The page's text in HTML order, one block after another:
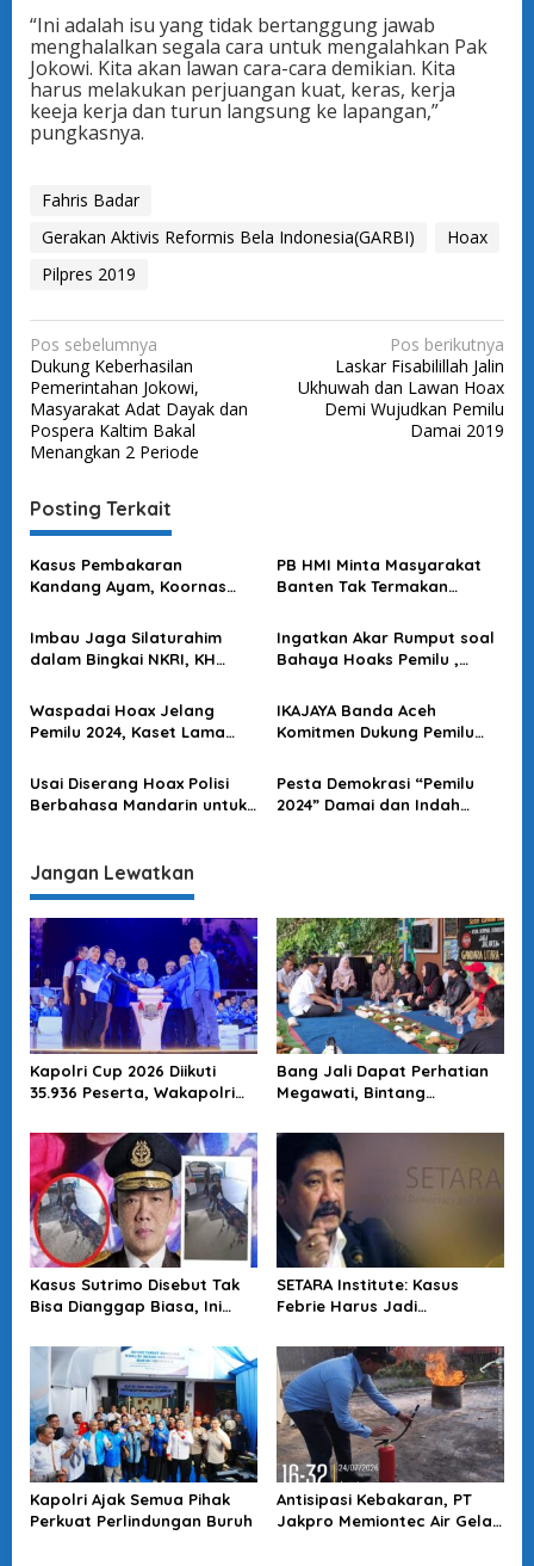
“Ini adalah isu yang tidak bertanggung jawab
menghalalkan segala cara untuk mengalahkan Pak
Jokowi. Kita akan lawan cara-cara demikian. Kita
harus melakukan perjuangan kuat, keras, kerja
keeja kerja dan turun langsung ke lapangan,”
pungkasnya.
Fahris Badar
Gerakan Aktivis Reformis Bela Indonesia(GARBI)
Hoax
Pilpres 2019
N
a
v
i
a
s
i
o
s
Pos sebelumnya
Dukung Keberhasilan
Pemerintahan Jokowi,
Masyarakat Adat Dayak dan
Pospera Kaltim Bakal
Menangkan 2 Periode
Pos berikutnya
Laskar Fisabilillah Jalin
Ukhuwah dan Lawan Hoax
Demi Wujudkan Pemilu
Damai 2019
Posting Terkait
Kasus Pembakaran
Kandang Ayam, Koornas
Terprovokasi Isu Simpang
Siur
PB HMI Minta Masyarakat
Banten Tak Termakan
Penangkapan Warga
Padarincang
Imbau Jaga Silaturahim
dalam Bingkai NKRI, KH
Wujudkan Pemilu Damai
Tanpa Perpecahan
Ingatkan Akar Rumput soal
Bahaya Hoaks Pemilu ,
Cebong Kampret Lagi, Stop
Permusuhan!
Waspadai Hoax Jelang
Pemilu 2024, Kaset Lama
KTP untuk Pemilu”
IKAJAYA Banda Aceh
Komitmen Dukung Pemilu
Hoax, Ujaran Kebencian
Hingga Politik Identitas
Usai Diserang Hoax Polisi
Berbahasa Mandarin untuk
Gampang Terprovokasi
Pesta Demokrasi “Pemilu
2024” Damai dan Indah
Jangan Lewatkan
Kapolri Cup 2026 Diikuti
35.936 Peserta, Wakapolri
Talenta Digital
Bang Jali Dapat Perhatian
Megawati, Bintang
Pojok Baca
Kasus Sutrimo Disebut Tak
Bisa Dianggap Biasa, Ini
Tuntas
SETARA Institute: Kasus
Febrie Harus Jadi
Akuntabilitas Penegakan
Hukum
Kapolri Ajak Semua Pihak
Perkuat Perlindungan Buruh
Antisipasi Kebakaran, PT
Jakpro Memiontec Air Gelar